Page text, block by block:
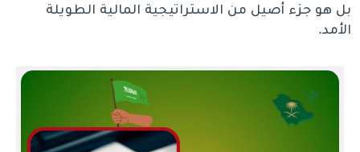
بل هو جزء أصيل من الاستراتيجية المالية الطويلة
الأمد.